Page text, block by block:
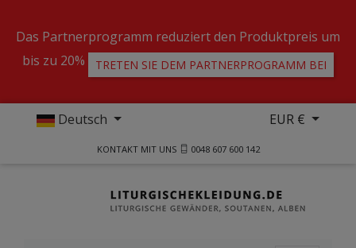
Das Partnerprogramm reduziert den Produktpreis um
bis zu 20%
TRETEN SIE DEM PARTNERPROGRAMM BEI
Deutsch EUR €
KONTAKT MIT UNS 0048 607 600 142